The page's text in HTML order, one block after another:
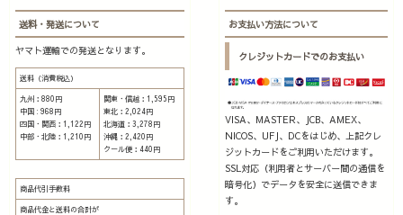
送料・発送について
ヤマト運輸での発送となります。
送料（消費税込）
九州：880円
中国 : 968円
四国・関西：1,122円
中部・北陸：1,210円
関東・信越：1,595円
東北：2,024円
北海道：3,278円
沖縄：2,420円
クール便：440円
商品代引手数料
商品代金と送料の合計が
お支払い方法について
クレジットカードでのお支払い
VISA、MASTER、JCB、AMEX、
NICOS、UFJ、DCをはじめ、上記クレ
ジットカードをご利用いただけます。
SSL対応（利用者とサーバー間の通信を
暗号化）でデータを安全に送信できま
す。